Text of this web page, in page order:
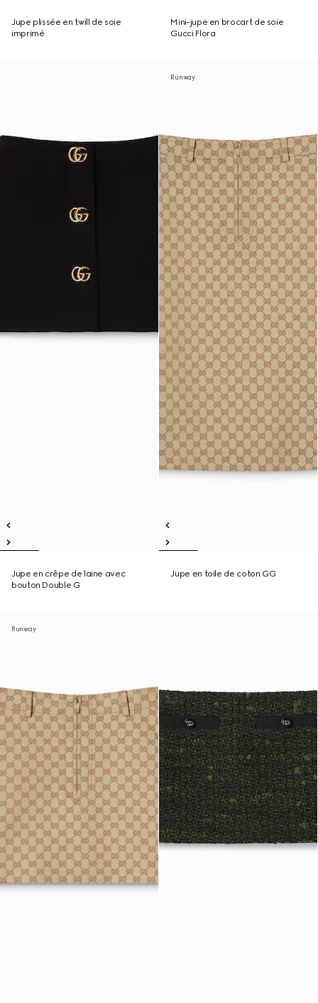
Jupe plissée en twill de soie
imprimé
Mini-jupe en brocart de soie
Gucci Flora
Jupe en crêpe de laine avec
bouton Double G
Runway
Jupe en toile de coton GG
Runway